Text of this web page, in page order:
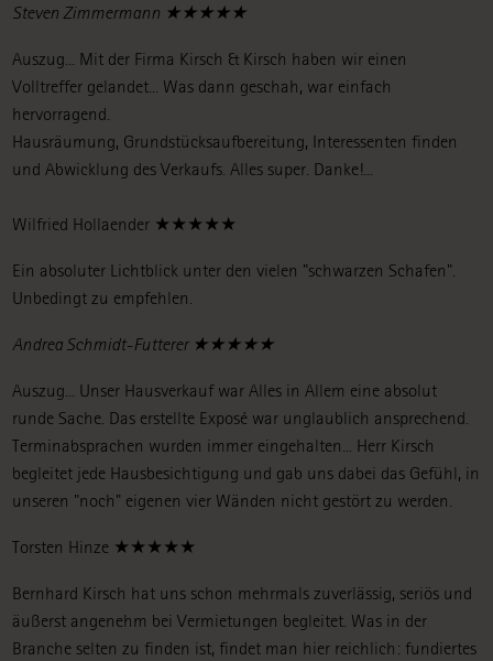
Steven Zimmermann ★★★★★
Auszug... Mit der Firma Kirsch & Kirsch haben wir einen
Volltreffer gelandet... Was dann geschah, war einfach
hervorragend.
Hausräumung, Grundstücksaufbereitung, Interessenten finden
und Abwicklung des Verkaufs. Alles super. Danke!...
Wilfried Hollaender ★★★★★
Ein absoluter Lichtblick unter den vielen "schwarzen Schafen".
Unbedingt zu empfehlen.
Andrea Schmidt-Futterer ★★★★★
Auszug... Unser Hausverkauf war Alles in Allem eine absolut
runde Sache. Das erstellte Exposé war unglaublich ansprechend.
Terminabsprachen wurden immer eingehalten... Herr Kirsch
begleitet jede Hausbesichtigung und gab uns dabei das Gefühl, in
unseren "noch" eigenen vier Wänden nicht gestört zu werden.
Torsten Hinze ★★★★★
Bernhard Kirsch hat uns schon mehrmals zuverlässig, seriös und
äußerst angenehm bei Vermietungen begleitet. Was in der
Branche selten zu finden ist, findet man hier reichlich: fundiertes